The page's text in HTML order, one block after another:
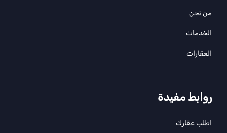
من نحن
الخدمات
العقارات
روابط مفيدة
اطلب عقارك